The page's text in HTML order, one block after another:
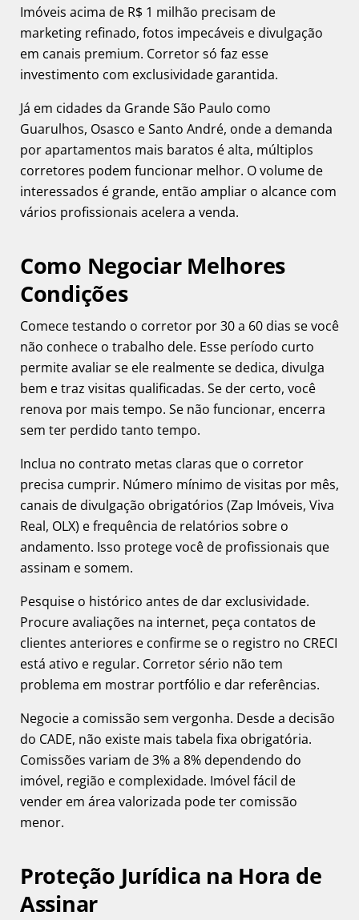
Imóveis acima de R$ 1 milhão precisam de
marketing refinado, fotos impecáveis e divulgação
em canais premium. Corretor só faz esse
investimento com exclusividade garantida.
Já em cidades da Grande São Paulo como
Guarulhos, Osasco e Santo André, onde a demanda
por apartamentos mais baratos é alta, múltiplos
corretores podem funcionar melhor. O volume de
interessados é grande, então ampliar o alcance com
vários profissionais acelera a venda.
Como Negociar Melhores
Condições
Comece testando o corretor por 30 a 60 dias se você
não conhece o trabalho dele. Esse período curto
permite avaliar se ele realmente se dedica, divulga
bem e traz visitas qualificadas. Se der certo, você
renova por mais tempo. Se não funcionar, encerra
sem ter perdido tanto tempo.
Inclua no contrato metas claras que o corretor
precisa cumprir. Número mínimo de visitas por mês,
canais de divulgação obrigatórios (Zap Imóveis, Viva
Real, OLX) e frequência de relatórios sobre o
andamento. Isso protege você de profissionais que
assinam e somem.
Pesquise o histórico antes de dar exclusividade.
Procure avaliações na internet, peça contatos de
clientes anteriores e confirme se o registro no CRECI
está ativo e regular. Corretor sério não tem
problema em mostrar portfólio e dar referências.
Negocie a comissão sem vergonha. Desde a decisão
do CADE, não existe mais tabela fixa obrigatória.
Comissões variam de 3% a 8% dependendo do
imóvel, região e complexidade. Imóvel fácil de
vender em área valorizada pode ter comissão
menor.
Proteção Jurídica na Hora de
Assinar